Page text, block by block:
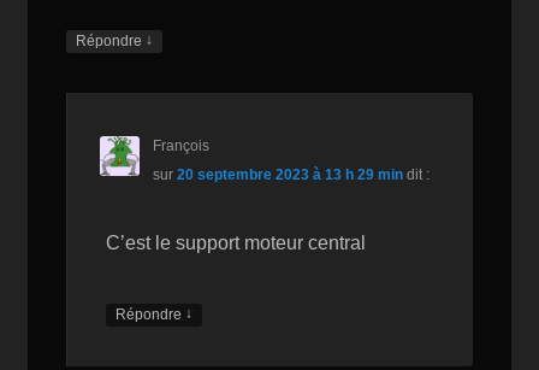
Répondre ↓
François
sur 20 septembre 2023 à 13 h 29 min dit :
C’est le support moteur central
Répondre ↓